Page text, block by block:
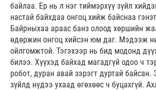
байлаа. Ер нь л нэг тиймэрхүү зүйл
настай байхдаа онгоц хийж байснаа
Байрныхаа араас банз олоод хөршийн
өдөржин онгоц хийсэн юм даг. Мэдээж
ойлгомжтой. Тэгэхээр нь бид модонд
билээ. Хүүхэд байхад магадгүй одоо ч
робот, дуран авай зэрэгт дуртай байсан.
зүйлд нүдээ ухаад өгөхөөс ч буцахгүй.